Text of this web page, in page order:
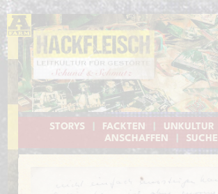
STORYS FACKTEN UNKULTUR
ANSCHAFFEN
SUCHE